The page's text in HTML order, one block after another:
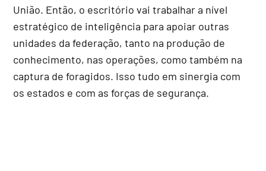
União. Então, o escritório vai trabalhar a nível
estratégico de inteligência para apoiar outras
unidades da federação, tanto na produção de
conhecimento, nas operações, como também na
captura de foragidos. Isso tudo em sinergia com
os estados e com as forças de segurança.